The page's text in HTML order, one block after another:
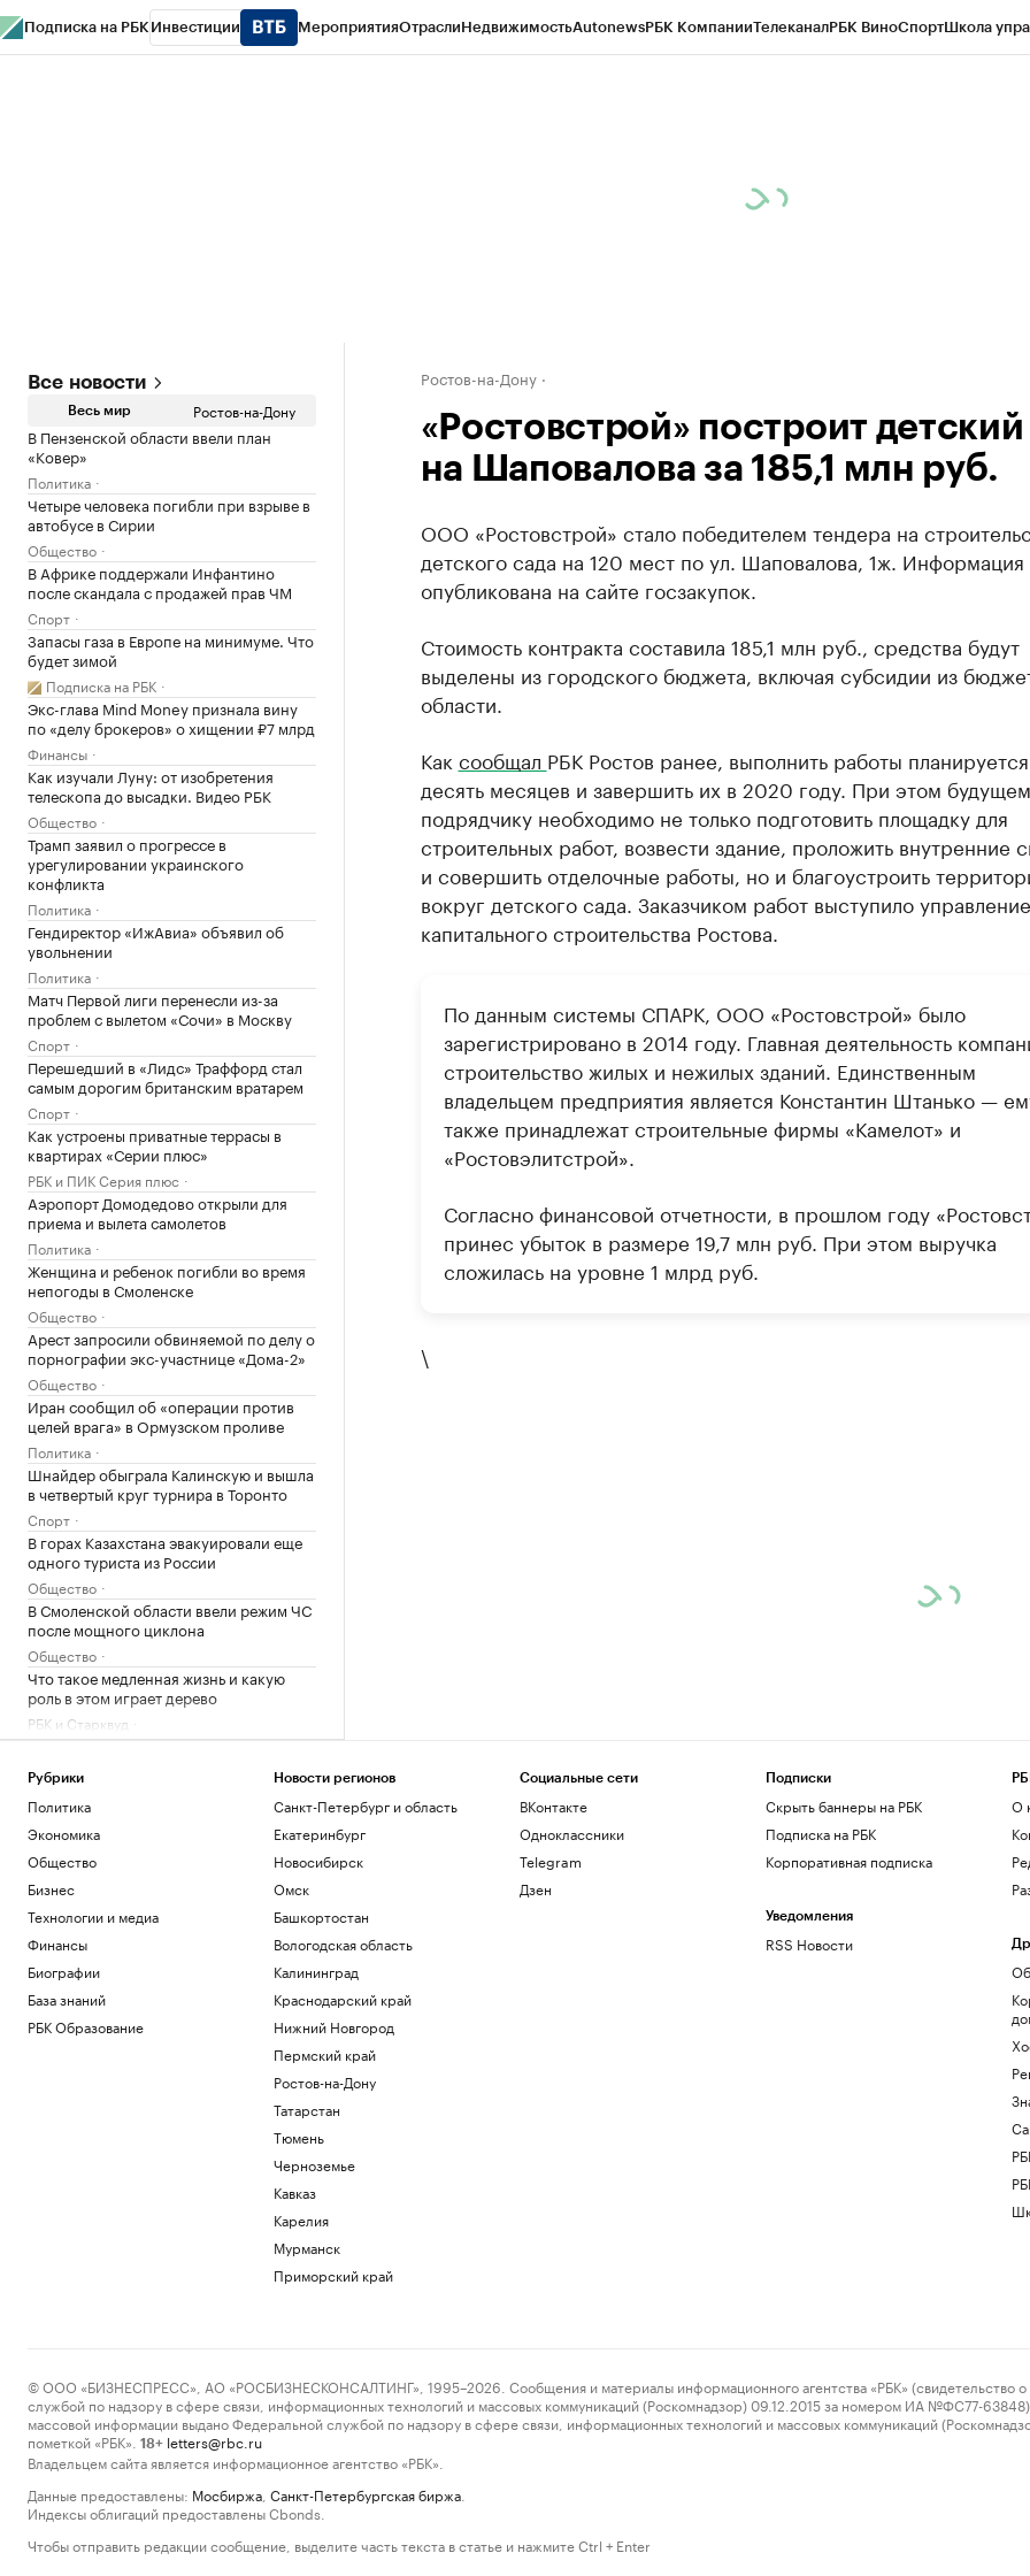
Подписка на РБК Инвестиции МероприятияОтраслиНедвижимостьAutonewsРБК КомпанииТелеканалРБК ВиноСпортШкола
Все новости
Весь мир Ростов-на-Дону
В Пензенской области ввели план
«Ковер»
Политика
Четыре человека погибли при взрыве в
автобусе в Сирии
Общество
В Африке поддержали Инфантино
после скандала с продажей прав ЧМ
Спорт
Запасы газа в Европе на минимуме. Что
будет зимой
Подписка на РБК
Экс-глава Mind Money признала вину
по «делу брокеров» о хищении ₽7 млрд
Финансы
Как изучали Луну: от изобретения
телескопа до высадки. Видео РБК
Общество
Трамп заявил о прогрессе в
урегулировании украинского
конфликта
Политика
Гендиректор «ИжАвиа» объявил об
увольнении
Политика
Матч Первой лиги перенесли из-за
проблем с вылетом «Сочи» в Москву
Спорт
Перешедший в «Лидс» Траффорд стал
самым дорогим британским вратарем
Спорт
Как устроены приватные террасы в
квартирах «Серии плюс»
РБК и ПИК Серия плюс
Аэропорт Домодедово открыли для
приема и вылета самолетов
Политика
Женщина и ребенок погибли во время
непогоды в Смоленске
Общество
Арест запросили обвиняемой по делу о
порнографии экс-участнице «Дома-2»
Общество
Иран сообщил об «операции против
целей врага» в Ормузском проливе
Политика
Шнайдер обыграла Калинскую и вышла
в четвертый круг турнира в Торонто
Спорт
В горах Казахстана эвакуировали еще
одного туриста из России
Общество
В Смоленской области ввели режим ЧС
после мощного циклона
Общество
Что такое медленная жизнь и какую
роль в этом играет дерево
РБК и Старквуд
Эксперты и студенты назвали
РАДИО
Общество
Ростов-на-Дону
«Ростовстрой» построит
на Шаповалова за 185,1 млн руб.
ООО «Ростовстрой» стало победителем тендера на
детского сада на 120 мест по ул. Шаповалова, 1ж.
опубликована на сайте госзакупок.
Стоимость контракта составила 185,1 млн руб., средства будут
выделены из городского бюджета, включая субсидии из
области.
Как сообщал РБК Ростов ранее, выполнить работы
десять месяцев и завершить их в 2020 году. При этом
подрядчику необходимо не только подготовить площадку для
строительных работ, возвести здание, проложить внутренние
и совершить отделочные работы, но и благоустроить
вокруг детского сада. Заказчиком работ выступило управление
капитального строительства Ростова.
По данным системы СПАРК, ООО «Ростовстрой» было
зарегистрировано в 2014 году. Главная деятельность
строительство жилых и нежилых зданий. Единственным
владельцем предприятия является Константин Штанько —
также принадлежат строительные фирмы «Камелот» и
«Ростовэлитстрой».
Согласно финансовой отчетности, в прошлом году
принес убыток в размере 19,7 млн руб. При этом выручка
сложилась на уровне 1 млрд руб.
\
Рубрики
Политика
Экономика
Общество
Бизнес
Технологии и медиа
Финансы
Биографии
База знаний
РБК Образование
Новости регионов
Санкт-Петербург и область
Екатеринбург
Новосибирск
Омск
Башкортостан
Вологодская область
Калининград
Краснодарский край
Нижний Новгород
Пермский край
Ростов-на-Дону
Татарстан
Тюмень
Черноземье
Кавказ
Карелия
Мурманск
Приморский край
Социальные сети
ВКонтакте
Одноклассники
Telegram
Дзен
Подписки
Скрыть баннеры на РБК
Подписка на РБК
Корпоративная подписка
Уведомления
RSS Новости
О
© ООО «БИЗНЕСПРЕСС», АО «РОСБИЗНЕСКОНСАЛТИНГ», 1995–2026. Сообщения и материалы информационного агентства «РБК» (свидетельство о
службой по надзору в сфере связи, информационных технологий и массовых коммуникаций (Роскомнадзор) 09.12.2015 за номером ИА №ФС77-63848)
массовой информации выдано Федеральной службой по надзору в сфере связи, информационных технологий и массовых коммуникаций
пометкой «РБК».
18+ letters@rbc.ru
Владельцем сайта является информационное агентство «РБК».
Данные предоставлены: Мосбиржа Санкт-Петербургская биржа
Индексы облигаций предоставлены Cbonds.
Чтобы отправить редакции сообщение, выделите часть текста в статье и нажмите Ctrl + Enter